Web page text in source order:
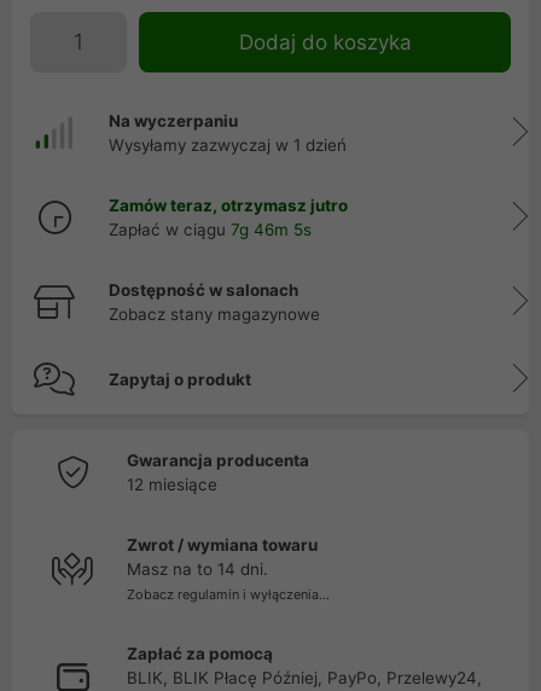
Dodaj do koszyka
Na wyczerpaniu
Wysyłamy zazwyczaj w 1 dzień
Zamów teraz, otrzymasz jutro
Zapłać w ciągu 7g 46m 5s
Dostępność w salonach
Zobacz stany magazynowe
Zapytaj o produkt
Gwarancja producenta
12 miesiące
Zwrot / wymiana towaru
Masz na to 14 dni.
Zobacz regulamin i wyłączenia...
Zapłać za pomocą
BLIK, BLIK Płacę Później, PayPo, Przelewy24,